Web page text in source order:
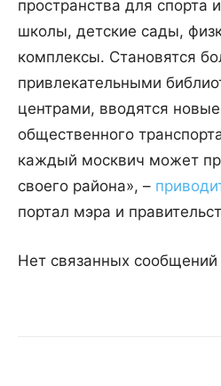
пространства для спорта
школы, детские сады,
комплексы. Становятся
привлекательными
центрами, вводятся
общественного
каждый москвич может
своего района», –
портал мэра и
Нет связанных сообщений